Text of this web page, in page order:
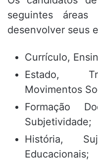
seguintes áreas
desenvolver seus
Currículo,
Estado,
Movimentos
Formação
Subjetividade;
História,
Educacionais;